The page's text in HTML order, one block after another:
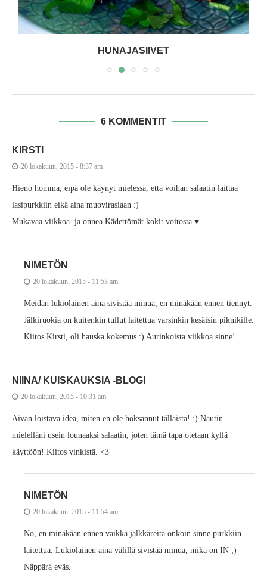
HUNAJASIIVET
6 KOMMENTIT
KIRSTI
20 lokakuun, 2015 - 8:37 am
Hieno homma, eipä ole käynyt mielessä, että voihan salaatin laittaa
lasipurkkiin eikä aina muovirasiaan :)
Mukavaa viikkoa. ja onnea Kädettömät kokit voitosta ♥
NIMETÖN
20 lokakuun, 2015 - 11:53 am
Meidän lukiolainen aina sivistää minua, en minäkään ennen tiennyt.
Jälkiruokia on kuitenkin tullut laitettua varsinkin kesäisin piknikille.
Kiitos Kirsti, oli hauska kokemus :) Aurinkoista viikkoa sinne!
NIINA/ KUISKAUKSIA -BLOGI
20 lokakuun, 2015 - 10:31 am
Aivan loistava idea, miten en ole hoksannut tällaista! :) Nautin
mielelläni usein lounaaksi salaatin, joten tämä tapa otetaan kyllä
käyttöön! Kiitos vinkistä. <3
NIMETÖN
20 lokakuun, 2015 - 11:54 am
No, en minäkään ennen vaikka jälkkäreitä onkoin sinne purkkiin
laitettua. Lukiolainen aina välillä sivistää minua, mikä on IN ;)
Näppärä eväs.